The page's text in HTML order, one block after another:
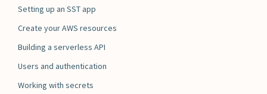
Setting up an SST app
Create your AWS resources
Building a serverless API
Users and authentication
Working with secrets